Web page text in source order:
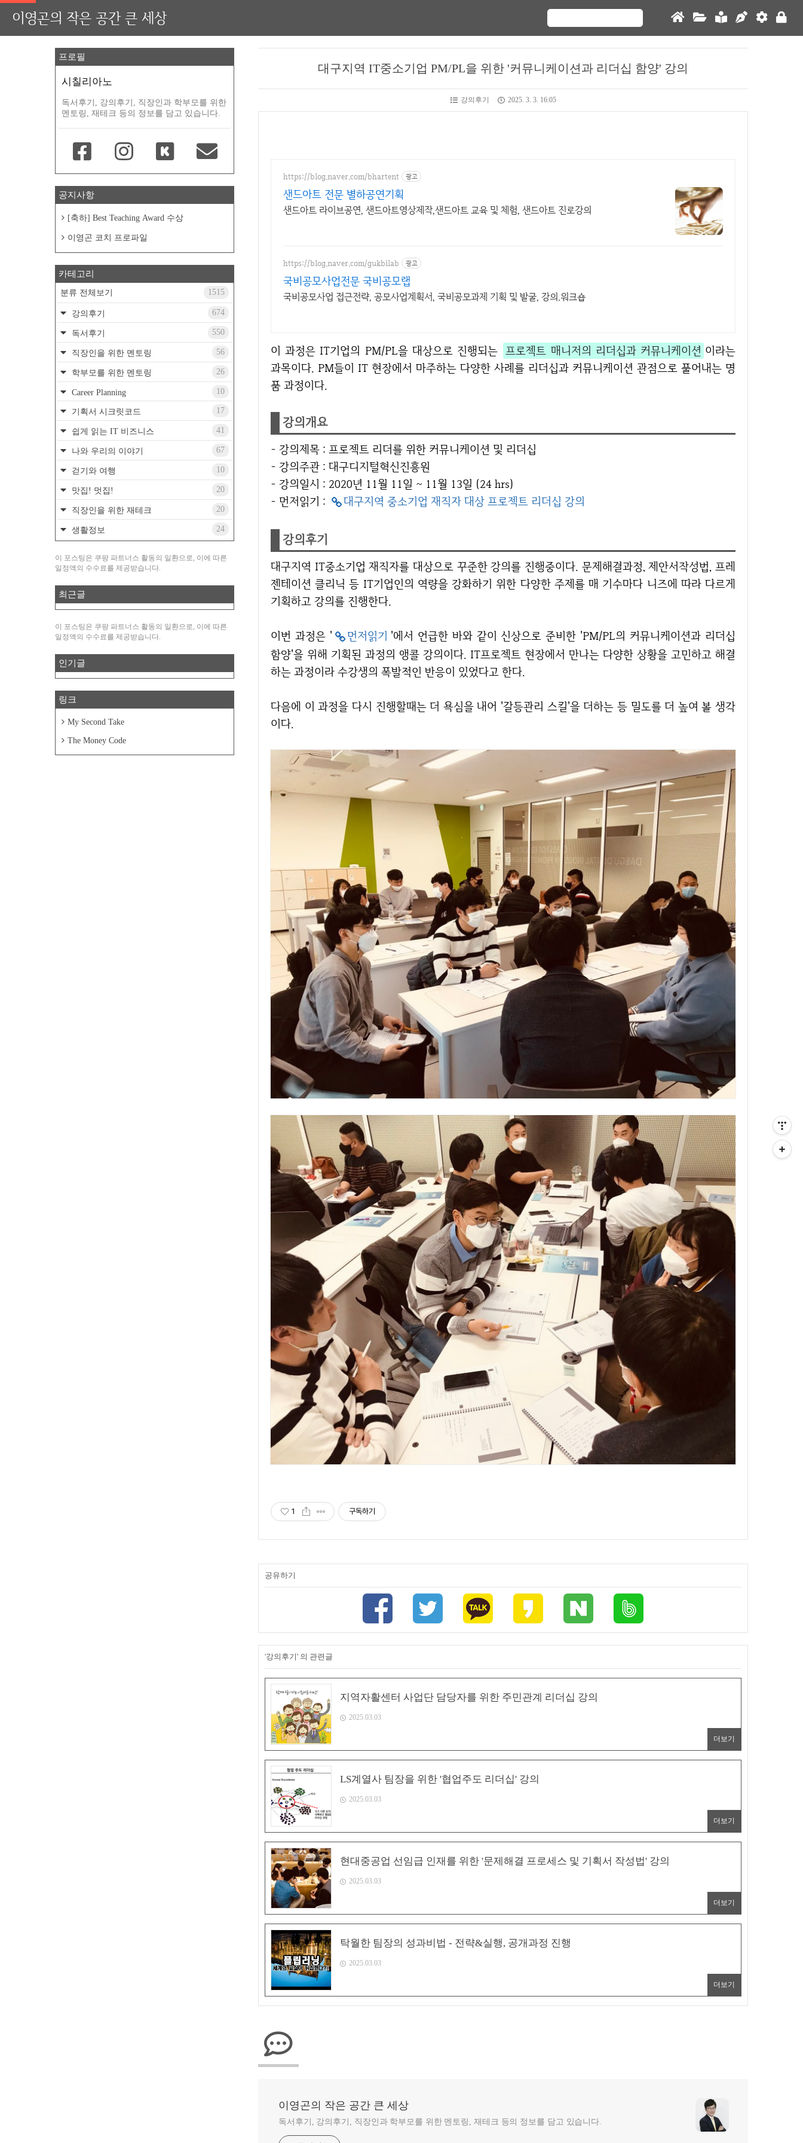
이영곤의 작은 공간 큰 세상
대구지역 IT중소기업 PM/PL을 위한 '커뮤니케이션과 리더십 함양' 강의
강의후기 2025. 3. 3. 16:05
https://blog.naver.com/bhartent 광고
샌드아트 전문 별하공연기획
샌드아트 라이브공연, 샌드아트영상제작,샌드아트 교육 및 체험, 샌드아트 진로강의
https://blog.naver.com/gukbilab 광고
국비공모사업전문 국비공모랩
국비공모사업 접근전략, 공모사업계획서, 국비공모과제 기획 및 발굴, 강의.워크숍
이 과정은 IT기업의 PM/PL을 대상으로 진행되는 프로젝트 매니저의 리더십과 커뮤니케이션 이라는
과목이다. PM들이 IT 현장에서 마주하는 다양한 사례를 리더십과 커뮤니케이션 관점으로 풀어내는 명
품 과정이다.
강의개요
- 강의제목 : 프로젝트 리더를 위한 커뮤니케이션 및 리더십
- 강의주관 : 대구디지털혁신진흥원
- 강의일시 : 2020년 11월 11일 ~ 11월 13일 (24 hrs)
- 먼저읽기 :
대구지역 중소기업 재직자 대상 프로젝트 리더십 강의
강의후기
대구지역 IT중소기업 재직자를 대상으로 꾸준한 강의를 진행중이다. 문제해결과정, 제안서작성법, 프레
젠테이션 클리닉 등 IT기업인의 역량을 강화하기 위한 다양한 주제를 매 기수마다 니즈에 따라 다르게
기획하고 강의를 진행한다.
이번 과정은 ' 먼저읽기 '에서 언급한 바와 같이 신상으로 준비한 'PM/PL의 커뮤니케이션과 리더십
함양'을 위해 기획된 과정의 앵콜 강의이다. IT프로젝트 현장에서 만나는 다양한 상황을 고민하고 해결
하는 과정이라 수강생의 폭발적인 반응이 있었다고 한다.
다음에 이 과정을 다시 진행할때는 더 욕심을 내어 '갈등관리 스킬'을 더하는 등 밀도를 더 높여 볼 생각
이다.
1 구독하기
공유하기
'강의후기' 의 관련글
지역자활센터 사업단 담당자를 위한 주민관계 리더십 강의
2025.03.03
더보기
LS계열사 팀장을 위한 '협업주도 리더십' 강의
2025.03.03
더보기
현대중공업 선임급 인재를 위한 '문제해결 프로세스 및 기획서 작성법' 강의
2025.03.03
더보기
탁월한 팀장의 성과비법 - 전략&실행, 공개과정 진행
2025.03.03
더보기
이영곤의 작은 공간 큰 세상
독서후기, 강의후기, 직장인과 학부모를 위한 멘토링, 재테크 등의 정보를 담고 있습니다.
프로필
시칠리아노
독서후기, 강의후기, 직장인과 학부모를 위한
멘토링, 재테크 등의 정보를 담고 있습니다.
공지사항
[축하] Best Teaching Award 수상
이영곤 코치 프로파일
카테고리
분류 전체보기 1515
강의후기 674
독서후기 550
직장인을 위한 멘토링 56
학부모를 위한 멘토링 26
Career Planning 10
기획서 시크릿코드 17
쉽게 읽는 IT 비즈니스 41
나와 우리의 이야기 67
걷기와 여행 10
맛집! 멋집! 20
직장인을 위한 재테크 20
생활정보 24
이 포스팅은 쿠팡 파트너스 활동의 일환으로, 이에 따른
일정액의 수수료를 제공받습니다.
최근글
이 포스팅은 쿠팡 파트너스 활동의 일환으로, 이에 따른
일정액의 수수료를 제공받습니다.
인기글
링크
My Second Take
The Money Code